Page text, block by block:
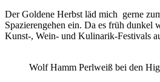
Der Goldene Herbst läd mich gerne
Spazierengehen ein. Da es früh dunkel
Kunst-, Wein- und Kulinarik-Festivals
Wolf Hamm Perlweiß bei den